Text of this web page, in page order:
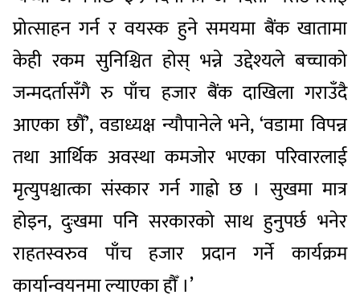
प्रोत्साहन गर्न र वयस्क हुने समयमा बैंक खातामा
केही रकम सुनिश्चित होस् भन्ने उद्देश्यले बच्चाको
जन्मदर्तासँगै रु पाँच हजार बैंक दाखिला गराउँदै
आएका छौँ’, वडाध्यक्ष न्यौपानेले भने, ‘वडामा विपन्न
तथा आर्थिक अवस्था कमजोर भएका परिवारलाई
मृत्युपश्चात्का संस्कार गर्न गाह्रो छ । सुखमा मात्र
होइन, दुःखमा पनि सरकारको साथ हुनुपर्छ भनेर
राहतस्वरुव पाँच हजार प्रदान गर्ने कार्यक्रम
कार्यान्वयनमा ल्याएका हौँ ।’